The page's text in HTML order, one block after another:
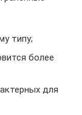
типу;
более
для